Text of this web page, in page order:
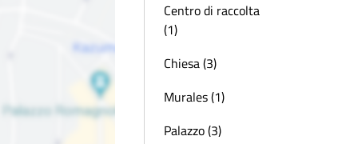
Centro di raccolta
(1)
Chiesa (3)
Murales (1)
Palazzo (3)